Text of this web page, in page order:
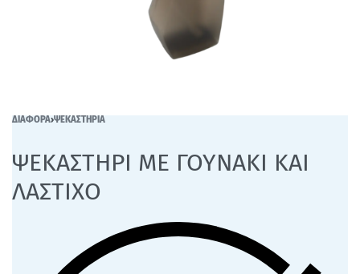
ΔΙΑΦΟΡΑ›ΨΕΚΑΣΤΗΡΙΑ
ΨΕΚΑΣΤΗΡΙ ΜΕ ΓΟΥΝΑΚΙ ΚΑΙ
ΛΑΣΤΙΧΟ